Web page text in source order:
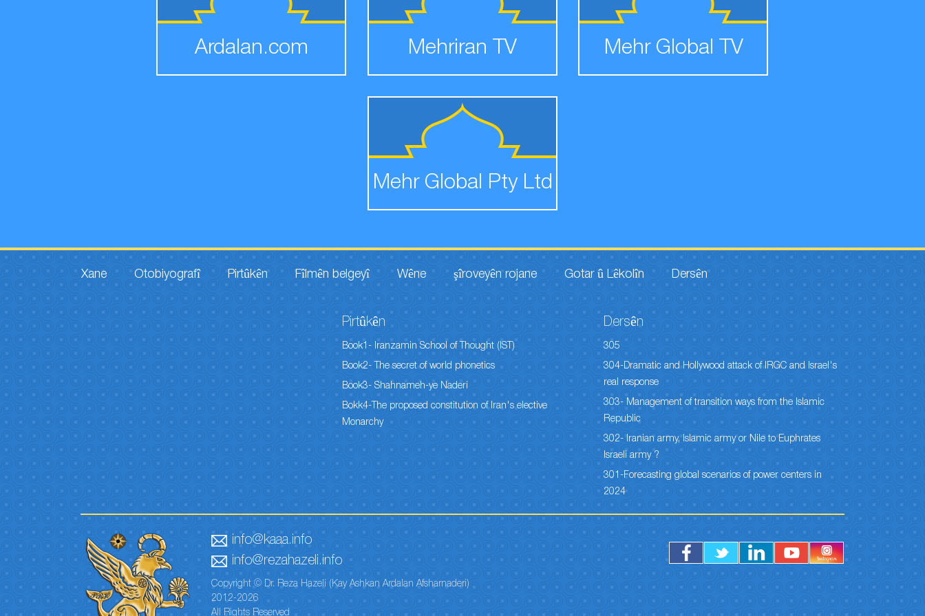
Ardalan.com Mehriran TV Mehr Global TV
Mehr Global Pty Ltd
Xane Otobiyografî Pirtûkên Fîlmên belgeyî Wêne şîroveyên rojane Gotar û Lêkolîn Dersên
Pirtûkên
Book1- Iranzamin School of Thought (IST)
Book2- The secret of world phonetics
Book3- Shahnameh-ye Naderi
Bokk4-The proposed constitution of Iran's elective
Monarchy
Dersên
305
304-Dramatic and Hollywood attack of IRGC and Israel's
real response
303- Management of transition ways from the Islamic
Republic
302- Iranian army, Islamic army or Nile to Euphrates
Israeli army ?
301-Forecasting global scenarios of power centers in
2024
info@kaaa.info
info@rezahazeli.info
Copyright © Dr. Reza Hazeli (Kay Ashkan Ardalan Afsharnaderi)
2012-2026
All Rights Reserved